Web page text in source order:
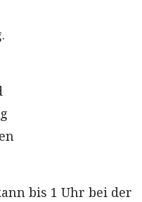
bis 1 Uhr bei der